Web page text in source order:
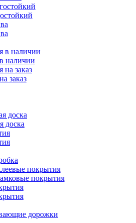
в наличии
наличии
на заказ
заказ
доска
доска
покрытия
покрытия
дорожки